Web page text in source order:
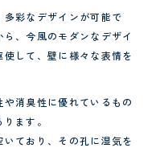
彩なデザインが可能で
、今風のモダンなデザイ
して、壁に様々な表情を
消臭性に優れているもの
ます。
ており、その孔に湿気を